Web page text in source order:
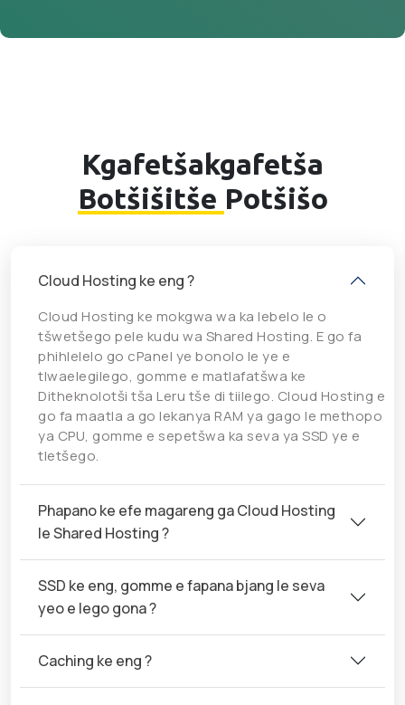
Kgafetšakgafetša
Botšišitše Potšišo
Cloud Hosting ke eng ?
Cloud Hosting ke mokgwa wa ka lebelo le o
tšwetšego pele kudu wa Shared Hosting. E go fa
phihlelelo go cPanel ye bonolo le ye e
tlwaelegilego, gomme e matlafatšwa ke
Ditheknolotši tša Leru tše di tiilego. Cloud Hosting e
go fa maatla a go lekanya RAM ya gago le methopo
ya CPU, gomme e sepetšwa ka seva ya SSD ye e
tletšego.
Phapano ke efe magareng ga Cloud Hosting
le Shared Hosting ?
SSD ke eng, gomme e fapana bjang le seva
yeo e lego gona ?
Caching ke eng ?